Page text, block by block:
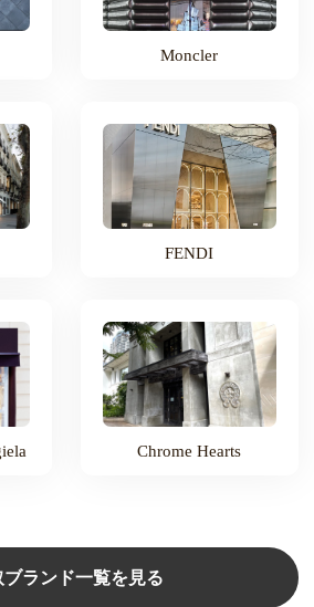
Moncler
FENDI
Chrome Hearts
ブランド一覧を見る